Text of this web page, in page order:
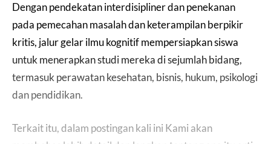
Dengan pendekatan interdisipliner dan penekanan
pada pemecahan masalah dan keterampilan berpikir
kritis, jalur gelar ilmu kognitif mempersiapkan siswa
untuk menerapkan studi mereka di sejumlah bidang,
termasuk perawatan kesehatan, bisnis, hukum, psikologi
dan pendidikan.
Terkait itu, dalam postingan kali ini Kami akan